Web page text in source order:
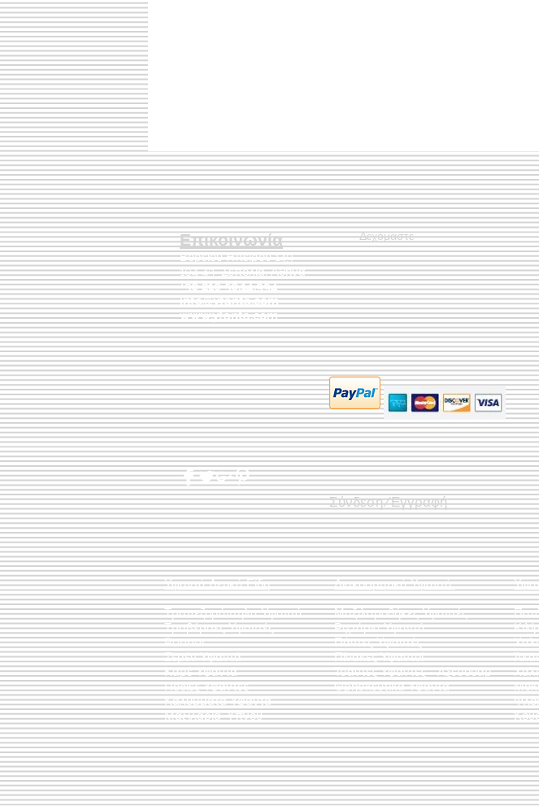
Επικοινωνία
Βορείου Ηπείρου 149
104 43Σεπόλια,Αθήνα
+30 210 50.14.994
info@yfanta.com
www.yfanta.com
Δεχόμαστε
Σύνδεση/Εγγραφή
Διακοσμητικά Υφαντά
Μαξιλαροθήκες Υφαντές
Ριχτάρια Υφαντά
Πάντες Υφαντές
Πίνακες Υφαντοί
Τσάντες Υφαντές - Αξεσουάρ
Θρησκευτικά Υφαντά
Υφαντά Λευκά Είδη
Τραπεζομάντηλα Υφαντά
Τραβέρσες Υφαντές
Runner
Σεμέν Υφαντά
Καρέ Υφαντά
Ποδιές Υφαντές
Καλύμματα Υφαντά
Μαξιλάρια Ύπνου